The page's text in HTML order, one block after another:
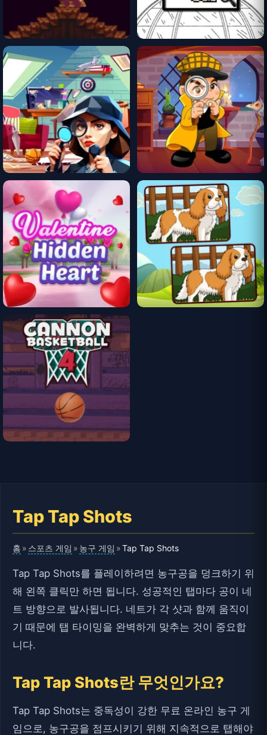
Tap Tap Shots
홈 » 스포츠 게임 » 농구 게임 »Tap Tap Shots
Tap Tap Shots를 플레이하려면 농구공을 덩크하기 위
해 왼쪽 클릭만 하면 됩니다. 성공적인 탭마다 공이 네
트 방향으로 발사됩니다. 네트가 각 샷과 함께 움직이
기 때문에 탭 타이밍을 완벽하게 맞추는 것이 중요합
니다.
Tap Tap Shots란 무엇인가요?
Tap Tap Shots는 중독성이 강한 무료 온라인 농구 게
임으로, 농구공을 점프시키기 위해 지속적으로 탭해야